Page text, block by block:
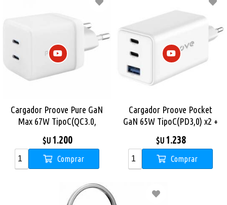
Cargador Proove Pure GaN
Max 67W TipoC(QC3.0,
$U 1.200
Comprar
Cargador Proove Pocket
GaN 65W TipoC(PD3,0) x2 +
$U 1.238
Comprar